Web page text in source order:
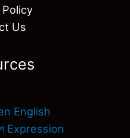
Us
English
Expression